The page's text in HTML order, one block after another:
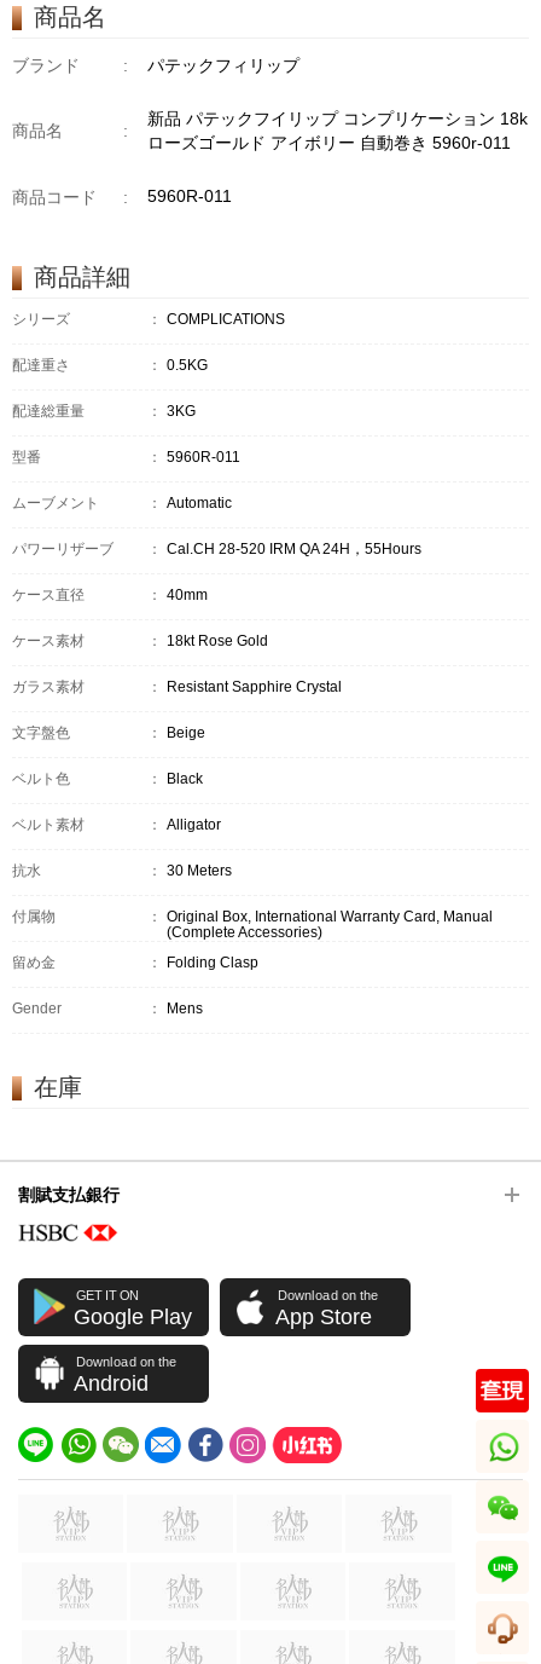
商品名
ブランド : パテックフィリップ
商品名 :
新品 パテックフイリップ コンプリケーション 18k
ローズゴールド アイボリー 自動巻き 5960r-011
商品コード : 5960R-011
商品詳細
シリーズ ： COMPLICATIONS
配達重さ ： 0.5KG
配達総重量 ： 3KG
型番 ： 5960R-011
ムーブメント ： Automatic
パワーリザーブ ： Cal.CH 28-520 IRM QA 24H，55Hours
ケース直径 ： 40mm
ケース素材 ： 18kt Rose Gold
ガラス素材 ： Resistant Sapphire Crystal
文字盤色 ： Beige
ベルト色 ： Black
ベルト素材 ： Alligator
抗水 ： 30 Meters
付属物 ：
Original Box, International Warranty Card, Manual
(Complete Accessories)
留め金
： Folding Clasp
Gender ： Mens
在庫
割賦支払銀行
GET IT ON
Google Play
Download on the
App Store
Download on the
Android
whatsapp